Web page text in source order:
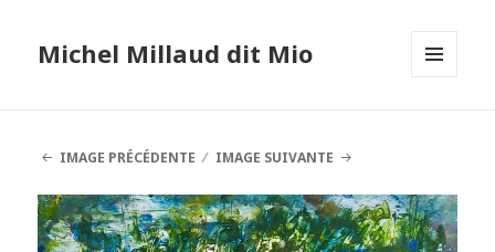
Michel Millaud dit Mio
IMAGE PRÉCÉDENTE
IMAGE SUIVANTE